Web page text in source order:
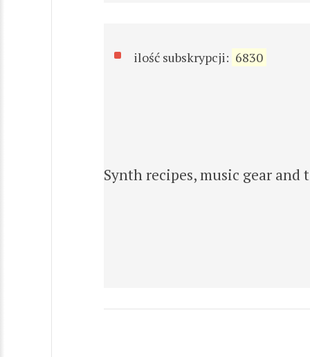
ilość subskrypcji: 6830
Synth recipes, music gear and